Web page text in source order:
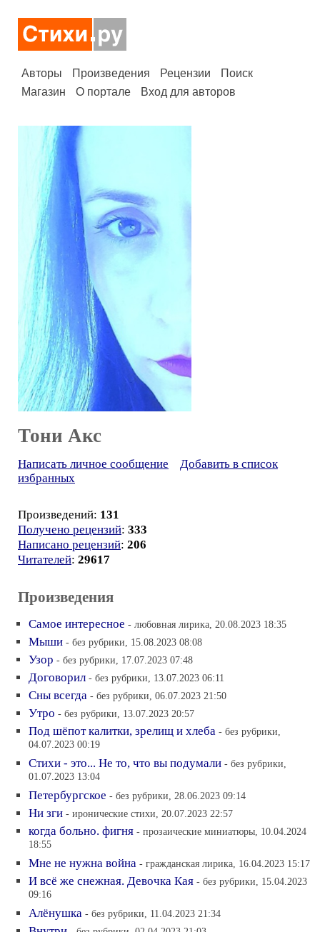
Авторы Произведения Рецензии
Поиск
Магазин
О портале Вход для авторов
Тони Акс
Написать личное сообщение
Добавить в список
избранных
Произведений: 131
Получено рецензий: 333
Написано рецензий: 206
Читателей: 29617
Произведения
Самое интересное - любовная лирика, 20.08.2023 18:35
Мыши - без рубрики, 15.08.2023 08:08
Узор - без рубрики, 17.07.2023 07:48
Договорил - без рубрики, 13.07.2023 06:11
Сны всегда - без рубрики, 06.07.2023 21:50
Утро - без рубрики, 13.07.2023 20:57
Под шёпот калитки, зрелищ и хлеба - без рубрики,
04.07.2023 00:19
Стихи - это... Не то, что вы подумали - без рубрики,
01.07.2023 13:04
Петербургское - без рубрики, 28.06.2023 09:14
Ни зги - иронические стихи, 20.07.2023 22:57
когда больно. фигня - прозаические миниатюры, 10.04.2024
18:55
Мне не нужна война - гражданская лирика, 16.04.2023 15:17
И всё же снежная. Девочка Кая - без рубрики, 15.04.2023
09:16
Алёнушка - без рубрики, 11.04.2023 21:34